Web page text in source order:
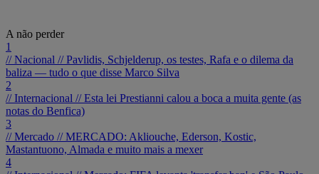
A não perder
1
// Nacional //Pavlidis, Schjelderup, os testes, Rafa e o dilema da
baliza — tudo o que disse Marco Silva
2
// Internacional //Esta lei Prestianni calou a boca a muita gente (as
notas do Benfica)
3
// Mercado //MERCADO: Akliouche, Ederson, Kostic,
Mastantuono, Almada e muito mais a mexer
4